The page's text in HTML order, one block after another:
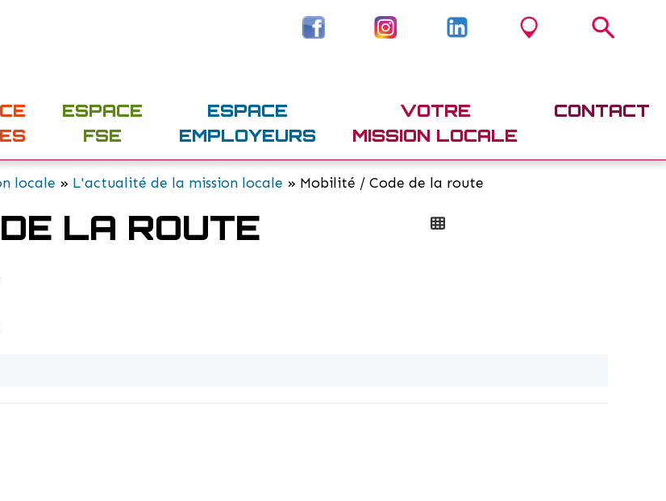
ESPACE
FSE
ESPACE
EMPLOYEURS
VOTRE
MISSION LOCALE
CONTACT
locale » L'actualité de la mission locale » Mobilité / Code de la route
LA ROUTE